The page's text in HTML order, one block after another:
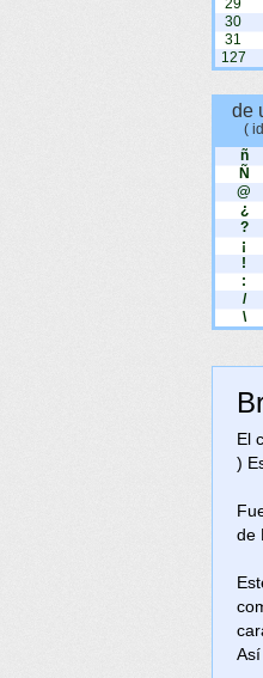
29
30
31
127
de
(
ñ
Ñ
@
¿
?
¡
!
:
/
\
El
)
de